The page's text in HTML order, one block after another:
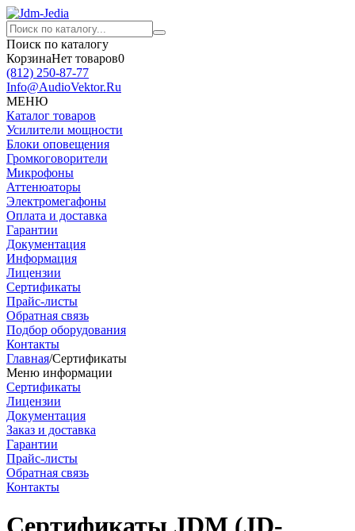
Поиск по каталогу
КорзинаНет товаров0
(812) 250-87-77
Info@AudioVektor.Ru
МЕНЮ
Каталог товаров
Усилители мощности
Блоки оповещения
Громкоговорители
Микрофоны
Аттенюаторы
Электромегафоны
Оплата и доставка
Гарантии
Документация
Информация
Лицензии
Сертификаты
Прайс-листы
Обратная связь
Подбор оборудования
Контакты
Главная/Сертификаты
Меню информации
Сертификаты
Лицензии
Документация
Заказ и доставка
Гарантии
Прайс-листы
Обратная связь
Контакты